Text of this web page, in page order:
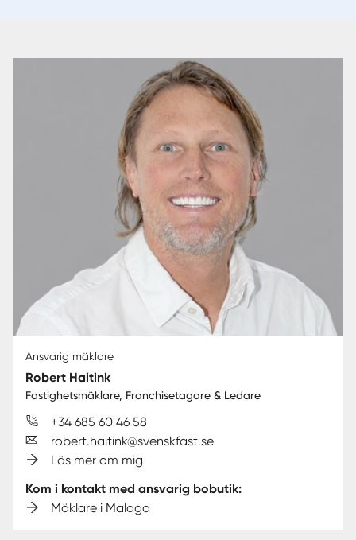
Ansvarig mäklare
Robert Haitink
Fastighetsmäklare, Franchisetagare & Ledare
+34 685 60 46 58
robert.haitink@svenskfast.se
Läs mer om mig
Kom i kontakt med ansvarig bobutik:
Mäklare i Malaga